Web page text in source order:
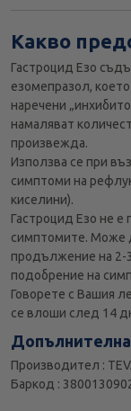
Какво
Гастроцид Езо
езомепразол,
наречени
намаляват
произвежда.
Използва се при
симптоми на
киселини).
Гастроцид Езо не е
симптомите. Може
продължение на 2-
подобрение на
Говорете с Вашия
се влоши след 14
Производител :
Баркод :